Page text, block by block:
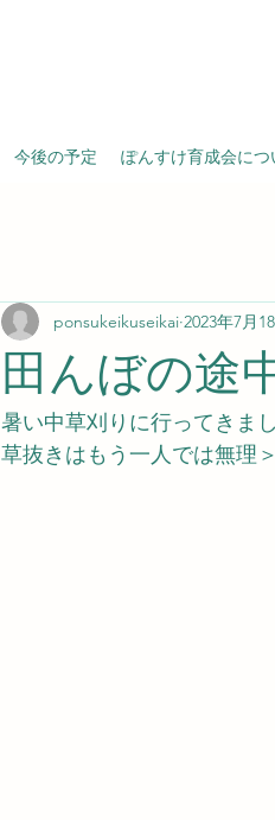
今後の予定 ぽんすけ育成会につ
田んぼの途
ponsukeikuseikai 2023年7月
暑い中草刈りに行ってきま
草抜きはもう一人では無理